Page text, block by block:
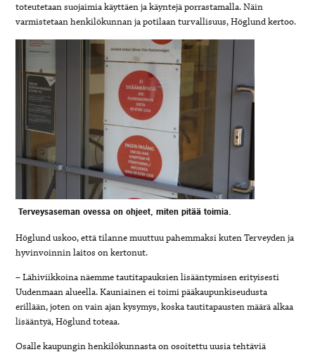
toteutetaan suojaimia käyttäen ja käyntejä porrastamalla. Näin
varmistetaan henkilökunnan ja potilaan turvallisuus, Höglund kertoo.
Terveysaseman ovessa on ohjeet, miten pitää toimia.
Höglund uskoo, että tilanne muuttuu pahemmaksi kuten Terveyden ja
hyvinvoinnin laitos on kertonut.
– Lähiviikkoina näemme tautitapauksien lisääntymisen erityisesti
Uudenmaan alueella. Kauniainen ei toimi pääkaupunkiseudusta
erillään, joten on vain ajan kysymys, koska tautitapausten määrä alkaa
lisääntyä, Höglund toteaa.
Osalle kaupungin henkilökunnasta on osoitettu uusia tehtäviä